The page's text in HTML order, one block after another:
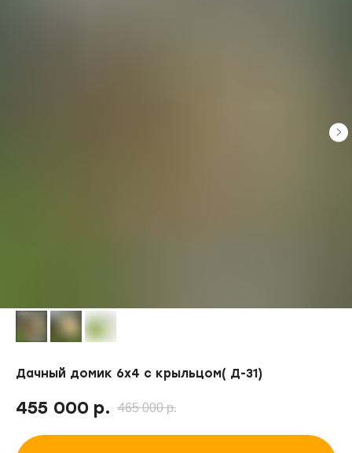
Дачный домик 6х4 с крыльцом( Д-31)
455 000 р. 465 000 р.